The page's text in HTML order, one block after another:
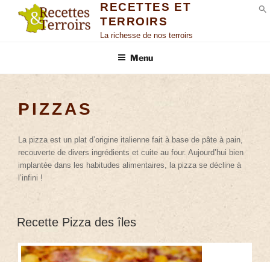
RECETTES ET
TERROIRS
La richesse de nos terroirs
Menu
PIZZAS
La pizza est un plat d’origine italienne fait à base de pâte à pain,
recouverte de divers ingrédients et cuite au four. Aujourd’hui bien
implantée dans les habitudes alimentaires, la pizza se décline à
l’infini !
Recette Pizza des îles